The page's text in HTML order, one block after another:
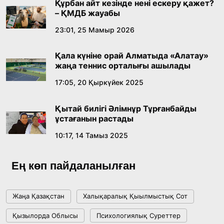
Абайдың адам тәрбиесі туралы
18:59, 20 Шілде 2026
Жасанды интеллект: адамзаттың көмекшісі
18:16, 20 Шілде 2026
жетістіктері мен даму бағыты
Мемлекет басшысы Көбейтұз көлінің жай-
күйіне назар аударды
Құрбан айт кезінде нені ескеру қажет?
– ҚМДБ жауабы
23:01, 25 Мамыр 2026
Қала күніне орай Алматыда «Алатау»
жаңа теннис орталығы ашылады
17:05, 20 Қыркүйек 2025
Қытай билігі Әлімнұр Тұрғанбайды
ұстағанын растады
10:17, 14 Тамыз 2025
Ең көп пайдаланылған
Жаңа Қазақстан Халықаралық Қыылмыстық Сот
Қызылорда Облысы Психологиялық Суреттер